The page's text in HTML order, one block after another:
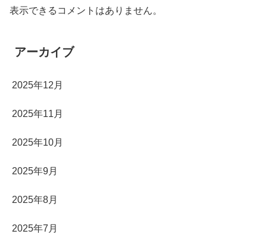
表示できるコメントはありません。
アーカイブ
2025年12月
2025年11月
2025年10月
2025年9月
2025年8月
2025年7月